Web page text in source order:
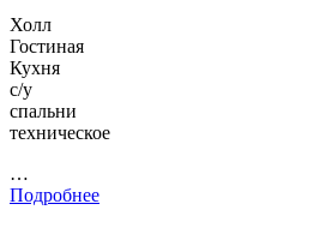
Холл
Гостиная
Кухня
с/у
спальни
техническое
…
Подробнее